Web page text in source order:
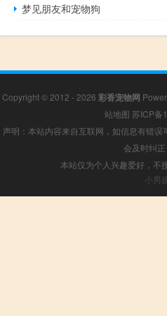
梦见朋友和宠物狗
Copyright © 2012 - 2026 彩香宠物网
站地图 苏ICP备
声明：本站内容来自互联网，如信息有错
会及时纠
本站仅为个人兴趣爱好，不
小男